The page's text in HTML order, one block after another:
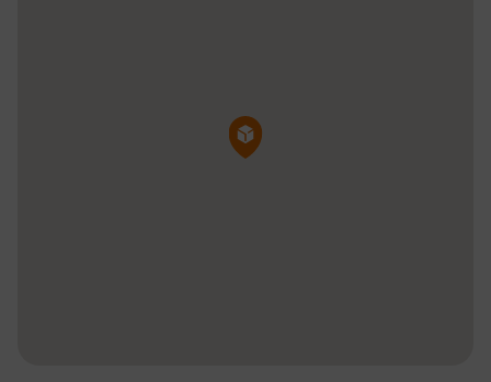
Pin de la carte